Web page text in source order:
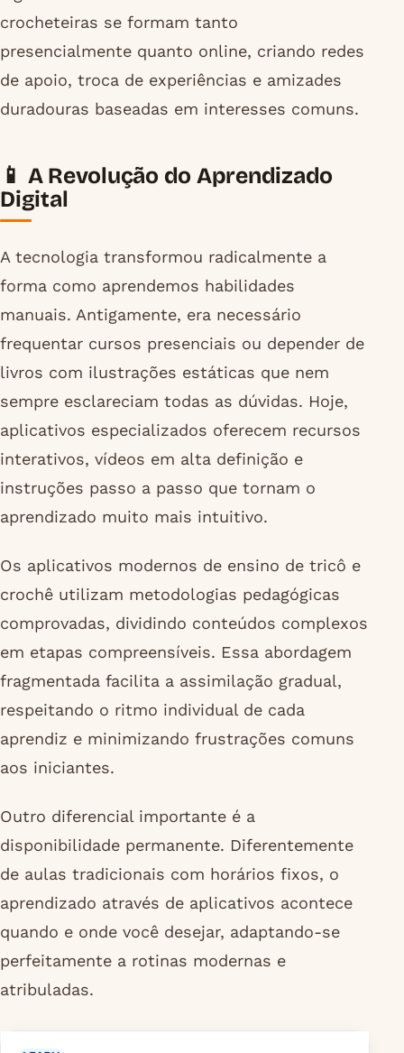
crocheteiras se formam tanto
presencialmente quanto online, criando redes
de apoio, troca de experiências e amizades
duradouras baseadas em interesses comuns.
📱 A Revolução do Aprendizado
Digital
A tecnologia transformou radicalmente a
forma como aprendemos habilidades
manuais. Antigamente, era necessário
frequentar cursos presenciais ou depender de
livros com ilustrações estáticas que nem
sempre esclareciam todas as dúvidas. Hoje,
aplicativos especializados oferecem recursos
interativos, vídeos em alta definição e
instruções passo a passo que tornam o
aprendizado muito mais intuitivo.
Os aplicativos modernos de ensino de tricô e
crochê utilizam metodologias pedagógicas
comprovadas, dividindo conteúdos complexos
em etapas compreensíveis. Essa abordagem
fragmentada facilita a assimilação gradual,
respeitando o ritmo individual de cada
aprendiz e minimizando frustrações comuns
aos iniciantes.
Outro diferencial importante é a
disponibilidade permanente. Diferentemente
de aulas tradicionais com horários fixos, o
aprendizado através de aplicativos acontece
quando e onde você desejar, adaptando-se
perfeitamente a rotinas modernas e
atribuladas.